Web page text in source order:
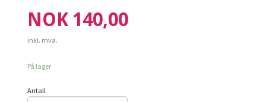
Pris
NOK 140,00
inkl. mva.
På lager
Antall